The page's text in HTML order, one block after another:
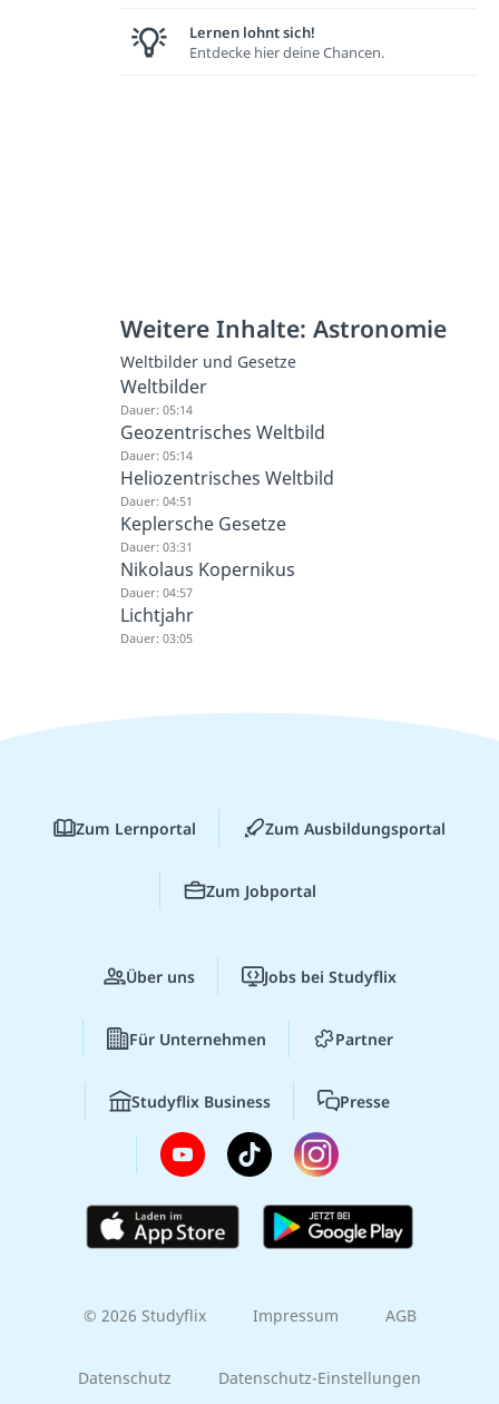
Lernen lohnt sich!
Entdecke hier deine Chancen.
Weitere Inhalte: Astronomie
Weltbilder und Gesetze
Weltbilder
Dauer: 05:14
Geozentrisches Weltbild
Dauer: 05:14
Heliozentrisches Weltbild
Dauer: 04:51
Keplersche Gesetze
Dauer: 03:31
Nikolaus Kopernikus
Dauer: 04:57
Lichtjahr
Dauer: 03:05
Zum Lernportal Zum Ausbildungsportal
Zum Jobportal
Über uns Jobs bei Studyflix
Für Unternehmen Partner
Studyflix Business Presse
© 2026 Studyflix Impressum AGB
Datenschutz Datenschutz-Einstellungen